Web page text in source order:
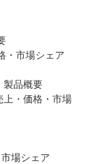
・市場シェア
品概要
・価格・市場
場シェア